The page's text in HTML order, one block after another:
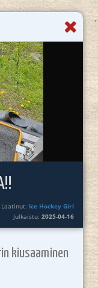
Laatinut: Ice Hockey Girl
Julkaistu:2025-04-16
kiusaaminen